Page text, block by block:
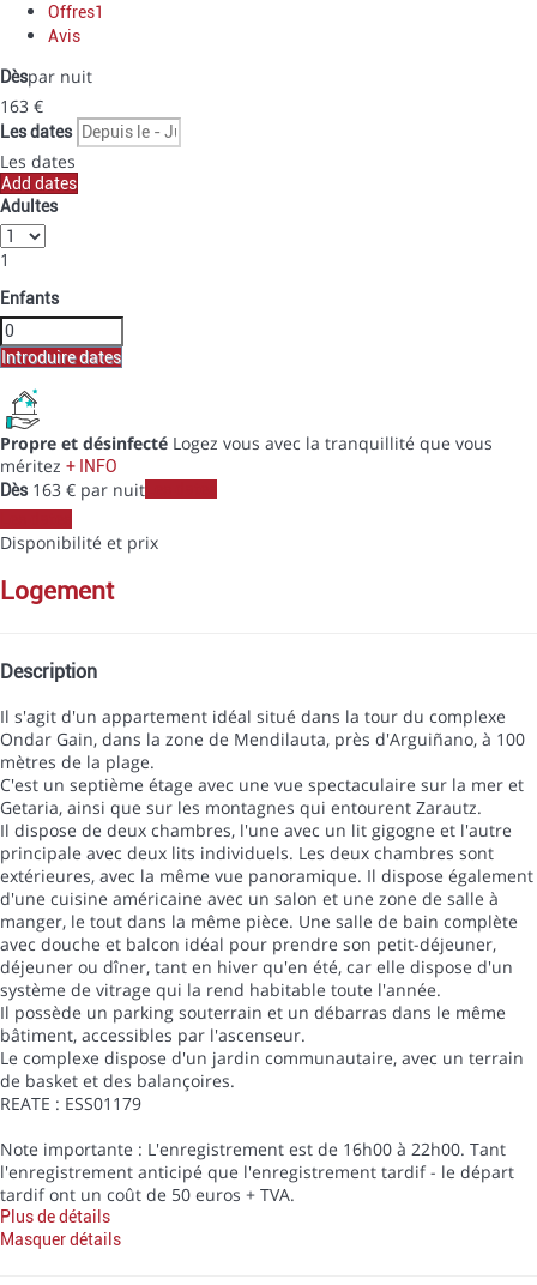
Offres1
Avis
Dèspar nuit
163 €
Les dates
Les dates
Add dates
Adultes
1
Enfants
Introduire dates
Propre et désinfecté Logez vous avec la tranquillité que vous
méritez + INFO
Dès163 € par nuit
Disponibilité et prix
logement
Description
Il s'agit d'un appartement idéal situé dans la tour du complexe
Ondar Gain, dans la zone de Mendilauta, près d'Arguiñano, à 100
mètres de la plage.
C'est un septième étage avec une vue spectaculaire sur la mer et
Getaria, ainsi que sur les montagnes qui entourent Zarautz.
Il dispose de deux chambres, l'une avec un lit gigogne et l'autre
principale avec deux lits individuels. Les deux chambres sont
extérieures, avec la même vue panoramique. Il dispose également
d'une cuisine américaine avec un salon et une zone de salle à
manger, le tout dans la même pièce. Une salle de bain complète
avec douche et balcon idéal pour prendre son petit-déjeuner,
déjeuner ou dîner, tant en hiver qu'en été, car elle dispose d'un
système de vitrage qui la rend habitable toute l'année.
Il possède un parking souterrain et un débarras dans le même
bâtiment, accessibles par l'ascenseur.
Le complexe dispose d'un jardin communautaire, avec un terrain
de basket et des balançoires.
REATE : ESS01179
Note importante : L'enregistrement est de 16h00 à 22h00. Tant
l'enregistrement anticipé que l'enregistrement tardif - le départ
tardif ont un coût de 50 euros + TVA.
Plus de détails
Masquer détails